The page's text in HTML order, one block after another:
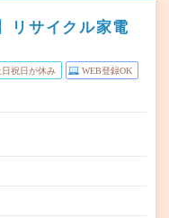
リサイクル家電
日祝日が休み WEB登録OK